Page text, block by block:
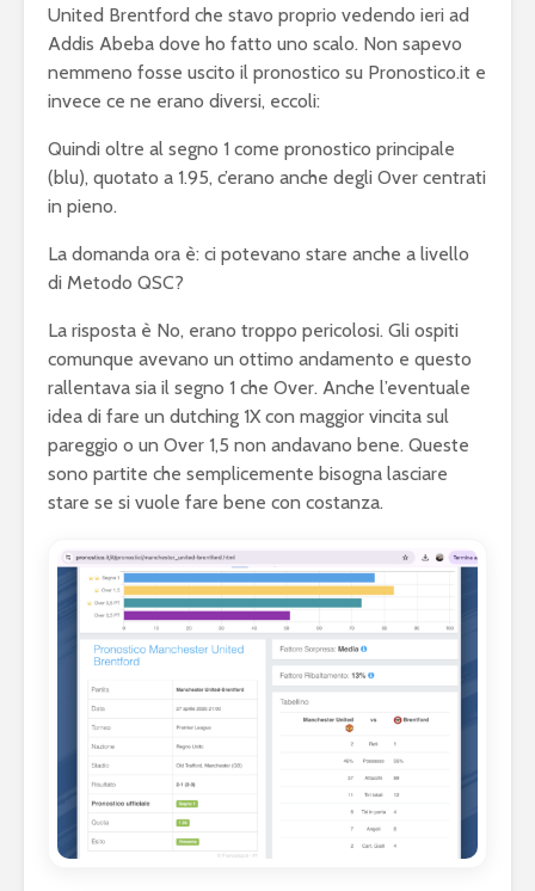
United Brentford che stavo proprio vedendo ieri ad
Addis Abeba dove ho fatto uno scalo. Non sapevo
nemmeno fosse uscito il pronostico su Pronostico.it e
invece ce ne erano diversi, eccoli:
Quindi oltre al segno 1 come pronostico principale
(blu), quotato a 1.95, c’erano anche degli Over centrati
in pieno.
La domanda ora è: ci potevano stare anche a livello
di Metodo QSC?
La risposta è No, erano troppo pericolosi. Gli ospiti
comunque avevano un ottimo andamento e questo
rallentava sia il segno 1 che Over. Anche l’eventuale
idea di fare un dutching 1X con maggior vincita sul
pareggio o un Over 1,5 non andavano bene. Queste
sono partite che semplicemente bisogna lasciare
stare se si vuole fare bene con costanza.